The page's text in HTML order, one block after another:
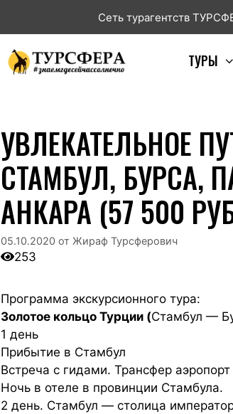
Сеть турагентств
ТУРЫ
УВЛЕКАТЕЛЬНОЕ
СТАМБУЛ, БУРСА,
АНКАРА (57 500
05.10.2020 от Жираф Турсферович
253
Программа экскурсионного тура:
Золотое кольцо Турции (Стамбул —
1 день
Прибытие в Стамбул
Встреча с гидами. Трансфер
Ночь в отеле в провинции Стамбула.
2 день. Стамбул — столица